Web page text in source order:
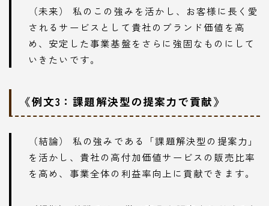
（未来） 私のこの強みを活かし、お客様に長く愛
されるサービスとして貴社のブランド価値を高
め、安定した事業基盤をさらに強固なものにして
いきたいです。
《例文3：課題解決型の提案力で貢献》
（結論） 私の強みである「課題解決型の提案力」
を活かし、貴社の高付加価値サービスの販売比率
を高め、事業全体の利益率向上に貢献できます。